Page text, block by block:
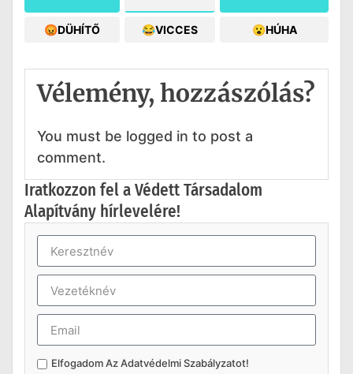
😡DÜHÍTŐ 😂VICCES 😮HÚHA
Vélemény, hozzászólás?
You must be logged in to post a
comment.
Iratkozzon fel a Védett Társadalom
Alapítvány hírlevelére!
Elfogadom AzAdatvédelmi Szabályzatot!